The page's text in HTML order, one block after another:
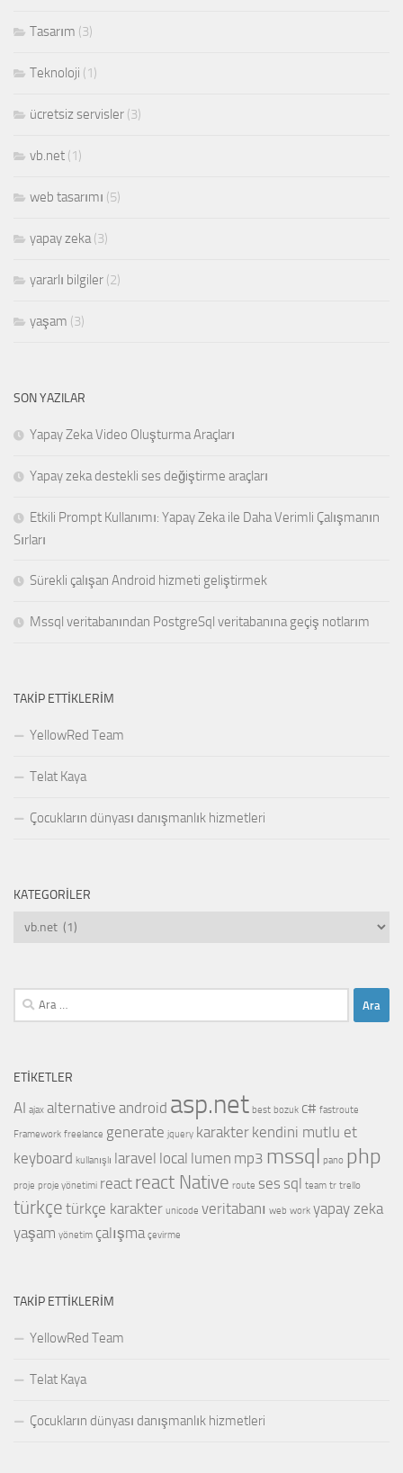
Tasarım (3)
Teknoloji (1)
ücretsiz servisler (3)
vb.net (1)
web tasarımı (5)
yapay zeka(3)
yararlı bilgiler (2)
yaşam (3)
SON YAZILAR
Yapay Zeka Video Oluşturma Araçları
Yapay zeka destekli ses değiştirme araçları
Etkili Prompt Kullanımı: Yapay Zeka ile Daha Verimli Çalışmanın
Sırları
Sürekli çalışan Android hizmeti geliştirmek
Mssql veritabanından PostgreSql veritabanına geçiş notlarım
TAKIP ETTIKLERIM
YellowRed Team
Telat Kaya
Çocukların dünyası danışmanlık hizmetleri
KATEGORILER
Kategoriler
Arama:
ETIKETLER
AI ajax alternative android asp.net best bozuk c# fastroute
Framework freelance generate jquery karakter kendini mutlu et
keyboard kullanışlı laravel local lumen mp3 mssql pano php
proje proje yönetimi react react Native route ses sql team tr trello
türkçe türkçe karakter unicode veritabanı web work yapay zeka
yaşam yönetim çalışma çevirme
TAKIP ETTIKLERIM
YellowRed Team
Telat Kaya
Çocukların dünyası danışmanlık hizmetleri